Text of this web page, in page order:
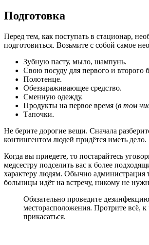
Подготовка
Перед тем, как поступать в стационар,
подготовиться. Возьмите с собой самое
Зубную пасту, мыло, шампунь.
Свою посуду для первого и второго
Полотенце.
Обеззараживающее средство.
Сменную одежду.
Продукты на первое время (в том
Тапочки.
Не берите дорогие вещи. Сначала
контингентом людей придётся иметь дело.
Когда вы приедете, то постарайтесь
медсестру подселить вас к более
характеру людям. Обычно администрация
больницы идёт на встречу, никому не
Обязательно проведите
месторасположения. Протрите всё, к
прикасаться.